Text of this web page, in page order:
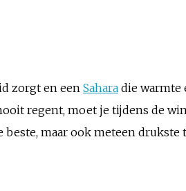
zorgt en een Sahara die warmte
regent, moet je tijdens de
maar ook meteen